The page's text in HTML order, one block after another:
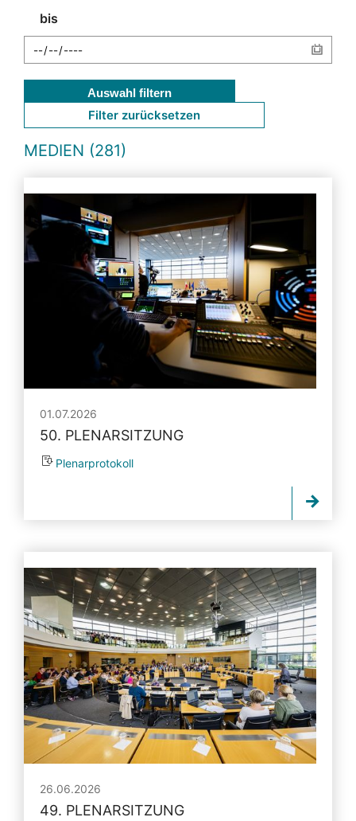
bis
Auswahl filtern
Filter zurücksetzen
MEDIEN (281)
01.07.2026
50. PLENARSITZUNG
Plenarprotokoll
26.06.2026
49. PLENARSITZUNG